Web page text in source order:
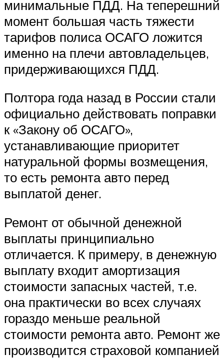
минимальные ПДД. На теперешний
момент большая часть тяжести
тарифов полиса ОСАГО ложится
именно на плечи автовладельцев,
придерживающихся ПДД.
Полтора года назад в России стали
официально действовать поправки
к «Закону об ОСАГО»,
устанавливающие приоритет
натуральной формы возмещения,
то есть ремонта авто перед
выплатой денег.
Ремонт от обычной денежной
выплаты принципиально
отличается. К примеру, в денежную
выплату входит амортизация
стоимости запасных частей, т.е.
она практически во всех случаях
гораздо меньше реальной
стоимости ремонта авто. Ремонт же
производится страховой компанией